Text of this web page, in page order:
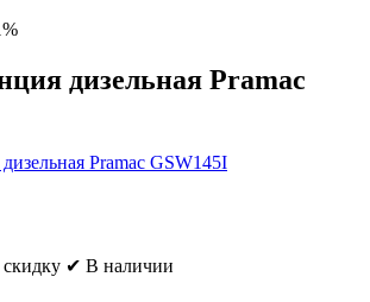
дизельная Pramac
✔ В наличии